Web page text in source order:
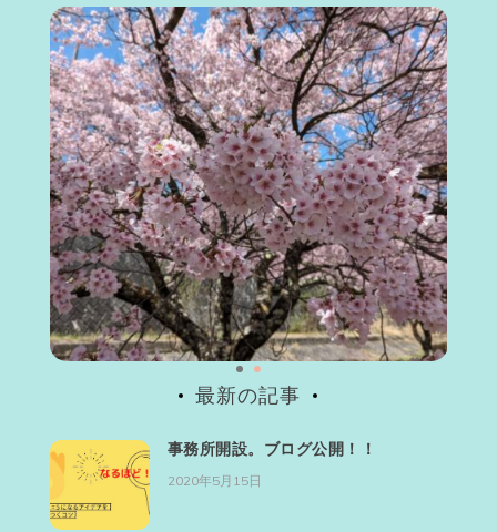
最新の記事
事務所開設。ブログ公開！！
2020年5月15日